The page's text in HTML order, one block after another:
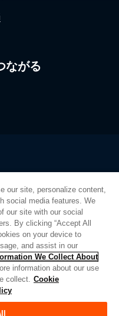
ながる
Information
our site, personalize content,
social media features. We
our site with our social
By clicking “Accept All
on your device to
and assist in our
We Collect About
information about our use
collect. Cookie